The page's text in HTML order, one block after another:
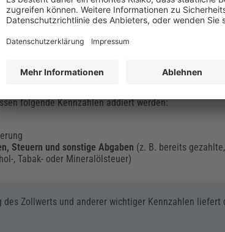
21 % 10 / 15 %
27 % 5 / 18 %
19 %
auch andere Kennziffern für die Berechnung der
folgende Kennzahlen addiert werden:
Steuern und sonstige Abgaben (z. B. bereits
, Tabak- oder Mineralölsteuer)
Zollwerts und anderer wichtiger Kennzahlen liefert